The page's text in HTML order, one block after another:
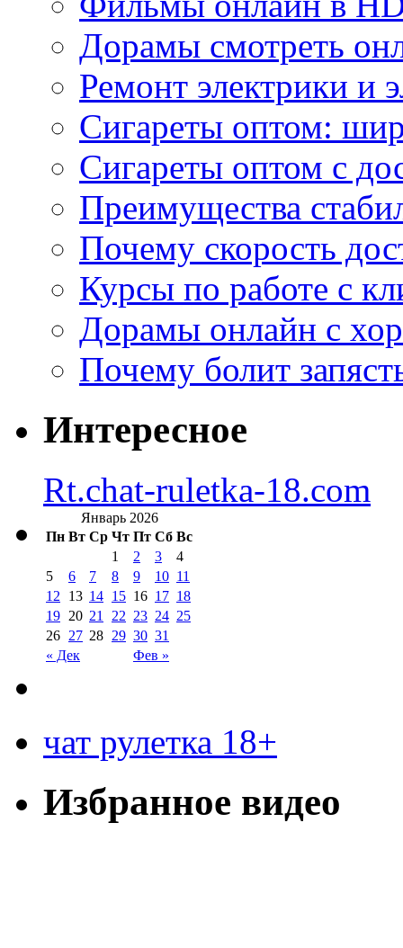
Дорамы смотреть
Ремонт электрики и
Сигареты оптом:
Сигареты оптом с
Преимущества
Почему скорость
Курсы по работе с
Дорамы онлайн с
Почему болит
Интересное
Rt.chat-ruletka-18.com
Январь 2026
Пн Вт Ср Чт Пт Сб Вс
« Дек Фев »
1 2 3
4
5
6 7 8 9 10 11
12
13 14 15 16 17 18
19 20 21 22 23 24 25
26 27 28 29 30 31
чат рулетка 18+
Избранное видео